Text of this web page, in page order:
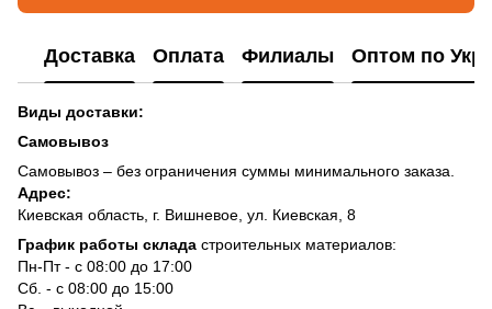
Доставка Оплата Филиалы Оптом по
Виды доставки:
Самовывоз
Самовывоз – без ограничения суммы минимального заказа.
Адрес:
Киевская область, г. Вишневое, ул. Киевская, 8
График работы склада строительных материалов:
Пн-Пт - с 08:00 до 17:00
Сб. - с 08:00 до 15:00